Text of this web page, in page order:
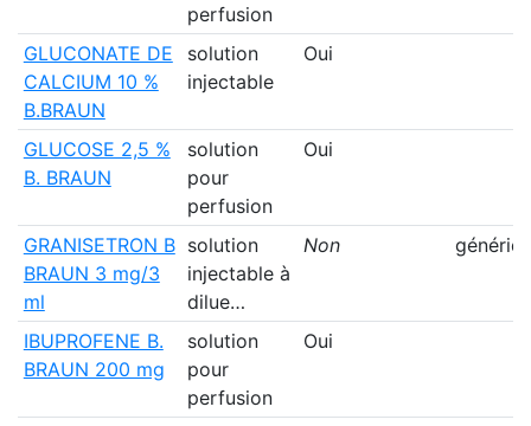
perfusion
GLUCONATE DE
CALCIUM 10 %
B.BRAUN
solution
injectable
Oui
GLUCOSE 2,5 %
B. BRAUN
solution
pour
perfusion
Oui
GRANISETRON B
BRAUN 3 mg/3
ml
solution
injectable à
dilue…
Non
IBUPROFENE B.
BRAUN 200 mg
solution
pour
perfusion
Oui